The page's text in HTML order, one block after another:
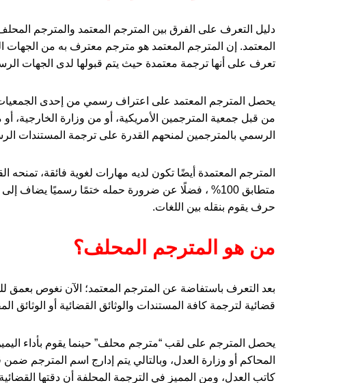
دليل التعرف على الفرق بين المترجم المعتمد والمترجم
المعتمد. إن المترجم المعتمد هو مترجم معترف به من الجهات
تعرف على أنها ترجمة معتمدة حيث يتم قبولها لدى الجهات
يحصل المترجم المعتمد على اعتراف رسمي من إحدى
من قبل جمعية المترجمين الأمريكية، أو من وزارة الخارجية،
الرسمي بالمترجمين لمنحهم القدرة على ترجمة المستندات
المترجم المعتمدة أيضًا تكون لديه مهارات لغوية فائقة،
متطابق 100% ، فضلًا عن ضرورة حمله ختمًا رسميًا
حرف يقوم بنقله بين اللغات.
من هو المترجم المحلف؟
بعد التعرف باستفاضة عن المترجم المعتمد؛ الآن نغوص
قضائية لترجمة كافة المستندات والوثائق القضائية أو الوثائق
يحصل المترجم على لقب “مترجم محلف” حينما يقوم بأداء
المحاكم أو وزارة العدل، وبالتالي يتم إدارج اسم المترجم
كاتب العدل، ومن المميز في الترجمة المحلفة أن دقتها